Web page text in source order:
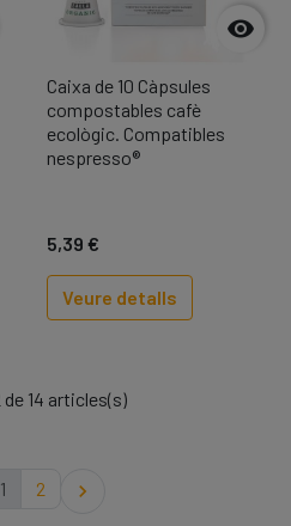

Caixa de 10 Càpsules
compostables cafè
ecològic. Compatibles
nespresso®
5,39 €
Veure detalls
de 14 articles(s)
1 2 